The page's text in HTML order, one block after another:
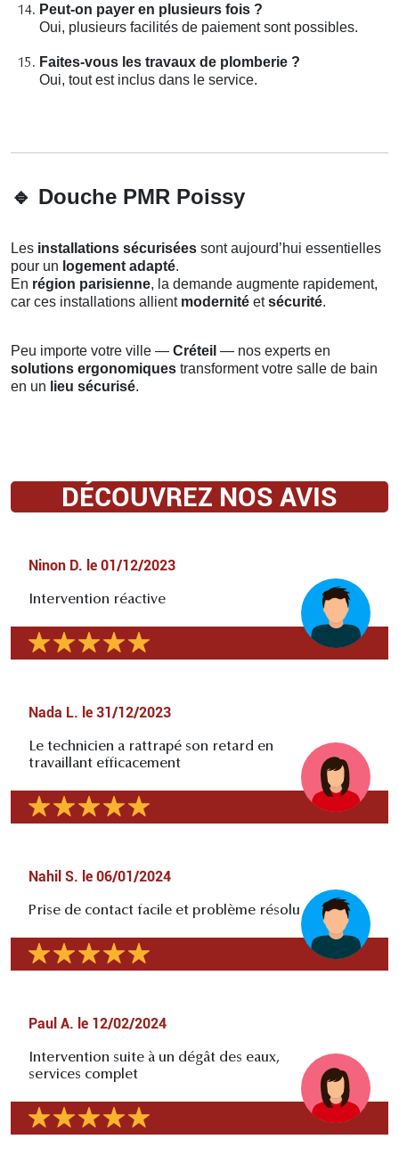
Peut-on payer en plusieurs fois ?
Oui, plusieurs facilités de paiement sont possibles.
Faites-vous les travaux de plomberie ?
Oui, tout est inclus dans le service.
🔹 Douche PMR Poissy
Les installations sécurisées sont aujourd’hui essentielles
pour un logement adapté.
En région parisienne, la demande augmente rapidement,
car ces installations allient modernité etsécurité.
Peu importe votre ville — Créteil — nos experts en
solutions ergonomiques transforment votre salle de bain
en un lieu sécurisé.
DÉCOUVREZ NOS AVIS
Ninon D. le 01/12/2023
Intervention réactive
Nada L. le 31/12/2023
Le technicien a rattrapé son retard en
travaillant efficacement
Nahil S. le 06/01/2024
Prise de contact facile et problème résolu
Paul A. le 12/02/2024
Intervention suite à un dégât des eaux,
services complet